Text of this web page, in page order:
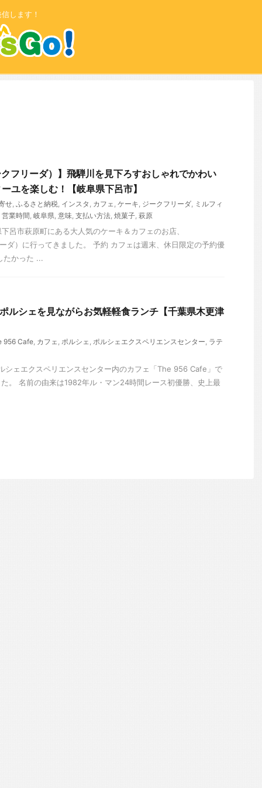
します！
フリーダ）】飛騨川を見下ろすおしゃれでかわい
ユを楽しむ！【岐阜県下呂市】
せ, ふるさと納税, インスタ , カフェ, ケーキ, ジークフリーダ, ミルフィ
営業時間, 岐阜県, 意味, 支払い方法, 焼菓子, 萩原
呂市萩原町にある大人気のケーキ＆カフェのお店、
ダ）に行ってきました。 予約 カフェは週末、休日限定の予約優
たかった ...
ルシェを見ながらお気軽軽食ランチ【千葉県木更津
956 Cafe, カフェ, ポルシェ, ポルシェエクスペリエンスセンター, ラテ
シェエクスペリエンスセンター内のカフェ「The 956 Cafe」で
。 名前の由来は1982年ル・マン24時間レース初優勝、史上最